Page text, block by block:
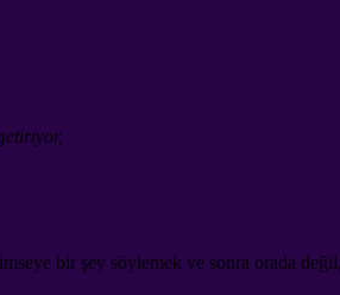
bir şey söylemek ve sonra orada